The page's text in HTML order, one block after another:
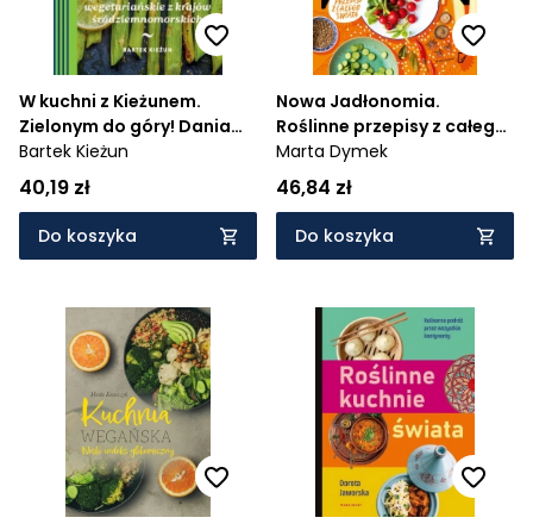
W kuchni z Kieżunem.
Zielonym do góry! Dania
wegetariańskie z krajów
śródziemnomorskich
Bartek Kieżun
40,19 zł
Do koszyka
Nowa Jadłonomia.
Roślinne przepisy z całego
świata
Marta Dymek
46,84 zł
Do koszyka